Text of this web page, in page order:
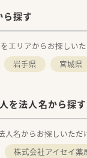
探す
エリアからお探しいた
岩手県 宮城県
を法人名から探す
名からお探しいただ
株式会社アイセイ薬